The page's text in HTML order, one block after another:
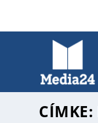
CÍMKE: